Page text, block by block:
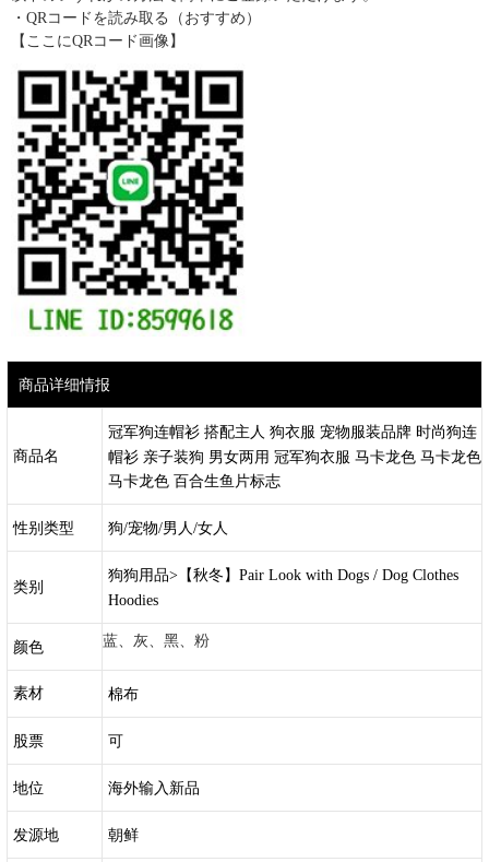
・QRコードを読み取る（おすすめ）
【ここにQRコード画像】
商品详细情报
商品名
冠军狗连帽衫 搭配主人 狗衣服 宠物服装品牌 时尚狗连
帽衫 亲子装狗 男女两用 冠军狗衣服 马卡龙色 马卡龙色
马卡龙色 百合生鱼片标志
性别类型 狗/宠物/男人/女人
类别
狗狗用品>【秋冬】Pair Look with Dogs / Dog Clothes
Hoodies
颜色 蓝、灰、黑、粉
素材 棉布
股票 可
地位 海外输入新品
发源地 朝鲜